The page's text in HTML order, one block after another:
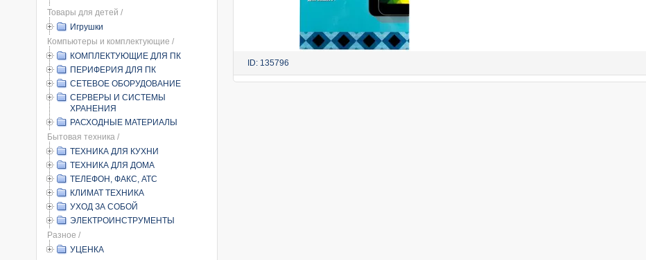
Товары для детей /
Игрушки
Компьютеры и комплектующие /
КОМПЛЕКТУЮЩИЕ ДЛЯ ПК
ПЕРИФЕРИЯ ДЛЯ ПК
СЕТЕВОЕ ОБОРУДОВАНИЕ
СЕРВЕРЫ И СИСТЕМЫ
ХРАНЕНИЯ
РАСХОДНЫЕ МАТЕРИАЛЫ
Бытовая техника /
ТЕХНИКА ДЛЯ КУХНИ
ТЕХНИКА ДЛЯ ДОМА
ТЕЛЕФОН, ФАКС, АТС
КЛИМАТ ТЕХНИКА
УХОД ЗА СОБОЙ
ЭЛЕКТРОИНСТРУМЕНТЫ
Разное /
УЦЕНКА
ID: 135796